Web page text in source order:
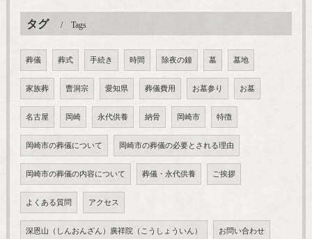
タグ Tags
葬儀 葬式 手続き 時間 除夜の鐘 墓 墓地
家族葬 曹洞宗 愛知県 葬儀費用 お墓参り お墓
名古屋 岡崎 永代供養 納骨 岡崎市 特徴
岡崎市の葬儀について 岡崎市の葬儀の必要とされる理由
岡崎市の葬儀の内容について 葬儀・永代供養 ご挨拶
よくある質問 アクセス
深恩山（しんおんざん）廣祥院（こうしょういん） お問い合わせ